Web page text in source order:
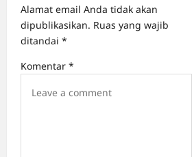
t
i
n
Alamat email Anda tidak akan
dipublikasikan. Ruas yang wajib
ditandai *
Komentar *